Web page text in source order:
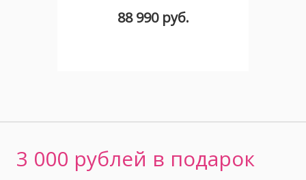
88 990 руб.
3 000 рублей в подарок